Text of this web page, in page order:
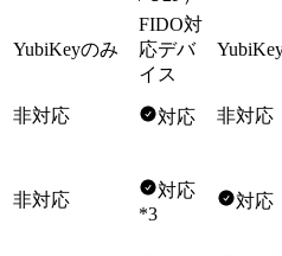
YubiKeyのみ
FIDO対
応デバ
イス
非対応 対応 非対応
非対応
対応
*3
対応